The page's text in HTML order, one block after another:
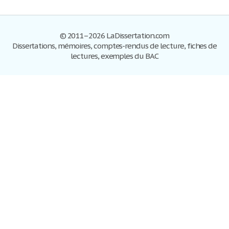
© 2011–2026 LaDissertation.com
Dissertations, mémoires, comptes-rendus de lecture, fiches de
lectures, exemples du BAC